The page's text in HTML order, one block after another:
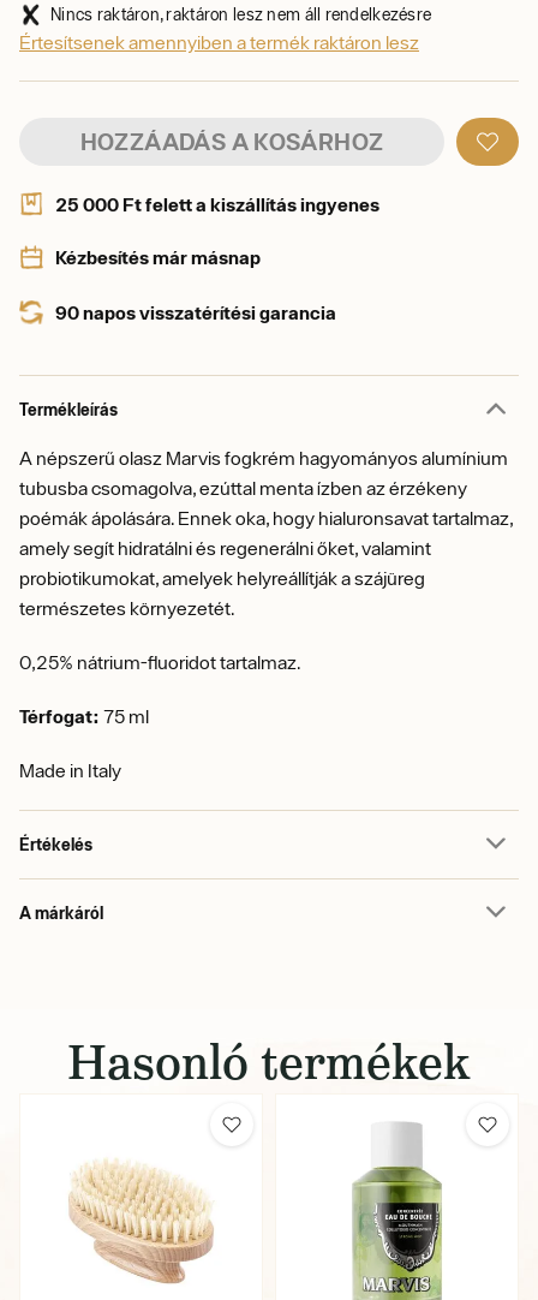
Nincs raktáron, raktáron lesz nem áll rendelkezésre
Értesítsenek amennyiben a termék raktáron lesz
HOZZÁADÁS A KOSÁRHOZ
25 000 Ft felett a kiszállítás ingyenes
Kézbesítés már másnap
90 napos visszatérítési garancia
Termékleírás
A népszerű olasz Marvis fogkrém hagyományos alumínium
tubusba csomagolva, ezúttal menta ízben az érzékeny
poémák ápolására. Ennek oka, hogy hialuronsavat tartalmaz,
amely segít hidratálni és regenerálni őket, valamint
probiotikumokat, amelyek helyreállítják a szájüreg
természetes környezetét.
0,25% nátrium-fluoridot tartalmaz.
Térfogat: 75 ml
Made in Italy
Értékelés
A márkáról
Hasonló termékek